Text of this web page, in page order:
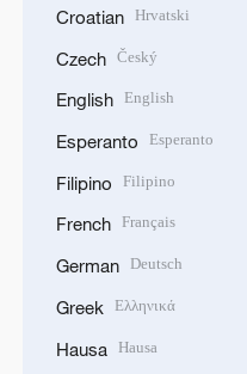
Croatian Hrvatski
Czech Český
English English
Esperanto Esperanto
Filipino Filipino
French Français
German Deutsch
Greek Ελληνικά
Hausa Hausa